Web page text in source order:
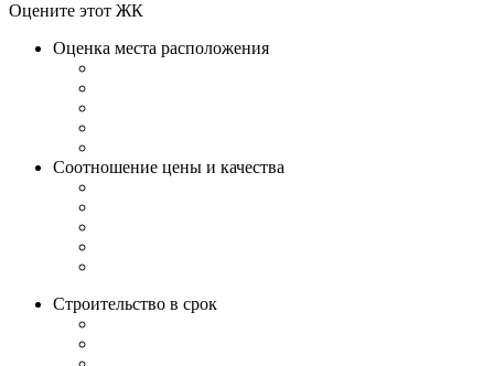
Оцените этот ЖК
Оценка места расположения
Соотношение цены и качества
Строительство в срок